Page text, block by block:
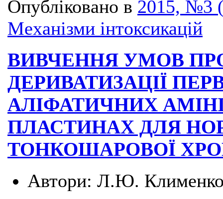
Опубліковано в 2015, №3
Механізми інтоксикацій
ВИВЧЕННЯ УМОВ
ДЕРИВАТИЗАЦІЇ
АЛІФАТИЧНИХ
ПЛАСТИНАХ ДЛЯ
ТОНКОШАРОВОЇ
Автори: Л.Ю.